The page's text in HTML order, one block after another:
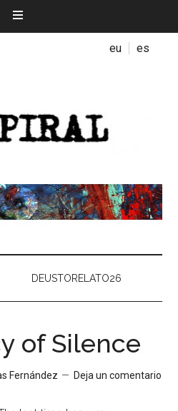
eu es
DEUSTORELATO26
of Silence
Fernández Deja un comentario